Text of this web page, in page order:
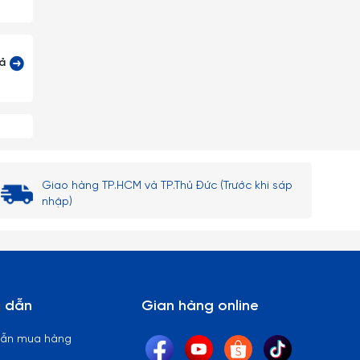
Giao hàng TP.HCM và TP.Thủ Đức (Trước khi sáp
nhập)
dẫn
mua hàng
Gian hàng online